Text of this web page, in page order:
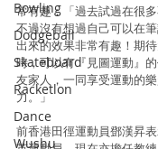
Bowling
Dodgeball
Skateboard
Racketlon
Dance
Wushu
常有趣：「過去試過在很
不過沒有想過自己可以在
出來的效果非常有趣！期
時，可以有『見圖運動』
友家人，一同享受運動的
力。」
前香港田徑運動員鄧漢昇